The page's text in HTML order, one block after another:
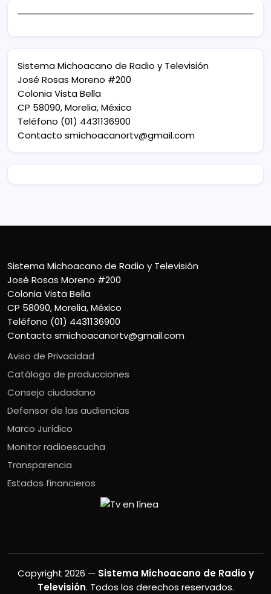
Sistema Michoacano de Radio y Televisión
José Rosas Moreno #200
Colonia Vista Bella
CP 58090, Morelia, México
Teléfono (01) 4431136900
Contacto smichoacanortv@gmail.com
Sistema Michoacano de Radio y Televisión
José Rosas Moreno #200
Colonia Vista Bella
CP 58090, Morelia, México
Teléfono (01) 4431136900
Contacto smichoacanortv@gmail.com
Aviso de Privacidad
Catálogo de producciones
Consejo ciudadano
Defensor de las audiencias
Marco Jurídico
Monitor radioescucha
Transparencia
Estados financieros
Copyright 2026 — Sistema Michoacano de Radio y
Televisión. Todos los derechos reservados.